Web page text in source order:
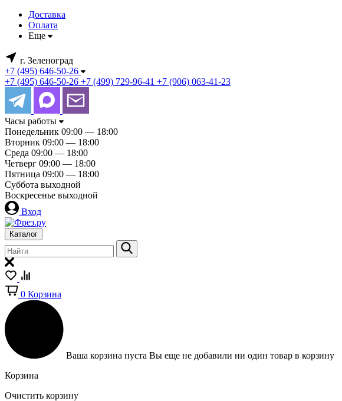
Доставка
Оплата
Еще
г. Зеленоград
+7 (495) 646-50-26
+7 (495) 646-50-26 +7 (499) 729-96-41 +7 (906) 063-41-23
Часы работы
Понедельник 09:00 — 18:00
Вторник 09:00 — 18:00
Среда 09:00 — 18:00
Четверг 09:00 — 18:00
Пятница 09:00 — 18:00
Суббота выходной
Воскресенье выходной
Вход
Каталог
0 Корзина
Ваша корзина пуста Вы еще не добавили ни один товар в корзину
Корзина
Очистить корзину